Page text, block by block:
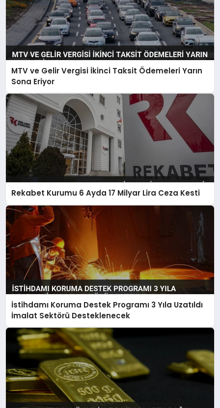
MTV ve Gelir Vergisi İkinci Taksit Ödemeleri Yarın
Sona Eriyor
Rekabet Kurumu 6 Ayda 17 Milyar Lira Ceza Kesti
İstihdamı Koruma Destek Programı 3 Yıla Uzatıldı
İmalat Sektörü Desteklenecek